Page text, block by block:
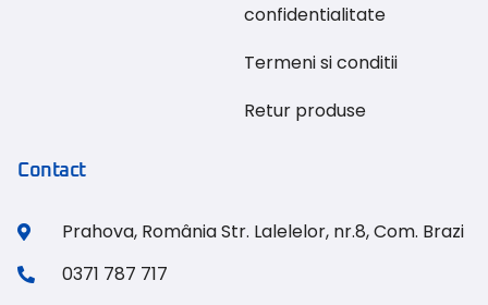
confidentialitate
Termeni si conditii
Retur produse
Contact
Prahova, România Str. Lalelelor, nr.8, Com. Brazi
0371 787 717